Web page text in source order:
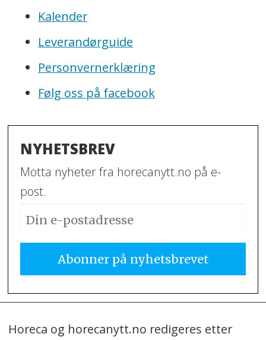
Kalender
Leverandørguide
Personvernerklæring
Følg oss på facebook
NYHETSBREV
Motta nyheter fra horecanytt.no på e-
post.
Horeca og horecanytt.no redigeres etter